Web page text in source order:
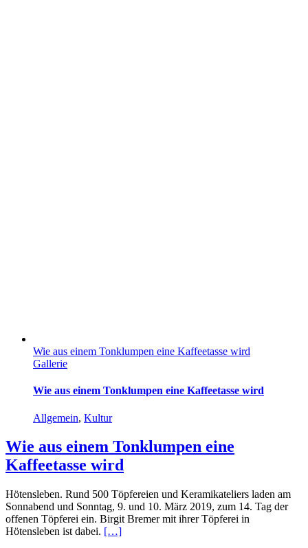
Wie aus einem Tonklumpen eine Kaffeetasse wird
Gallerie
Wie aus einem Tonklumpen eine Kaffeetasse wird
Allgemein, Kultur
Wie aus einem Tonklumpen eine
Kaffeetasse wird
Hötensleben. Rund 500 Töpfereien und Keramikateliers laden am
Sonnabend und Sonntag, 9. und 10. März 2019, zum 14. Tag der
offenen Töpferei ein. Birgit Bremer mit ihrer Töpferei in
Hötensleben ist dabei. […]